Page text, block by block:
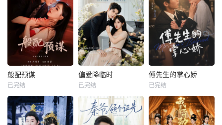
般配预谋
已完结
偏爱降临时
已完结
傅先生的掌心娇
已完结